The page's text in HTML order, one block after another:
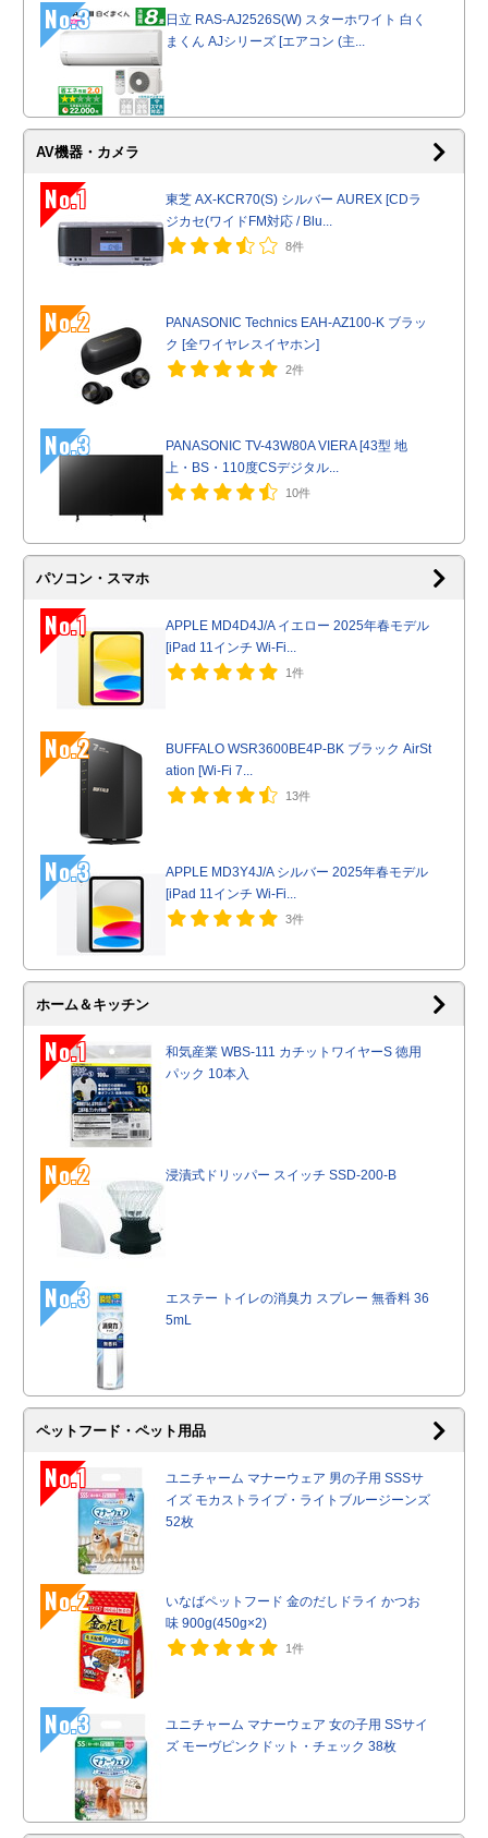
No.3
日立 RAS-AJ2526S(W) スターホワイト 白く
まくん AJシリーズ [エアコン (主...
AV機器・カメラ
No.1
東芝 AX-KCR70(S) シルバー AUREX [CDラ
ジカセ(ワイドFM対応 / Blu...
8件
No.2
PANASONIC Technics EAH-AZ100-K ブラッ
ク [全ワイヤレスイヤホン]
2件
No.3
PANASONIC TV-43W80A VIERA [43型 地
上・BS・110度CSデジタル...
10件
パソコン・スマホ
No.1
APPLE MD4D4J/A イエロー 2025年春モデル
[iPad 11インチ Wi-Fi...
1件
No.2
BUFFALO WSR3600BE4P-BK ブラック AirSt
ation [Wi-Fi 7...
13件
No.3
APPLE MD3Y4J/A シルバー 2025年春モデル
[iPad 11インチ Wi-Fi...
3件
ホーム＆キッチン
No.1
和気産業 WBS-111 カチットワイヤーS 徳用
パック 10本入
No.2 浸漬式ドリッパー スイッチ SSD-200-B
No.3
エステー トイレの消臭力 スプレー 無香料 36
5mL
ペットフード・ペット用品
No.1
ユニチャーム マナーウェア 男の子用 SSSサ
イズ モカストライプ・ライトブルージーンズ
52枚
No.2
いなばペットフード 金のだしドライ かつお
味 900g(450g×2)
1件
No.3
ユニチャーム マナーウェア 女の子用 SSサイ
ズ モーヴピンクドット・チェック 38枚